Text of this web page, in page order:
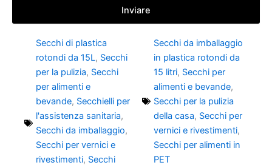
Inviare
Secchi di plastica
rotondi da 15L, Secchi
per la pulizia, Secchi
per alimenti e
bevande, Secchielli per
l'assistenza sanitaria,
Secchi da imballaggio,
Secchi per vernici e
rivestimenti, Secchi
Secchi da imballaggio
in plastica rotondi da
15 litri, Secchi per
alimenti e bevande,
Secchi per la pulizia
della casa, Secchi per
vernici e rivestimenti,
Secchi per alimenti in
PET